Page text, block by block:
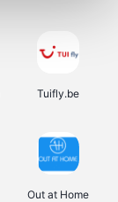
Tuifly.be
Out at Home